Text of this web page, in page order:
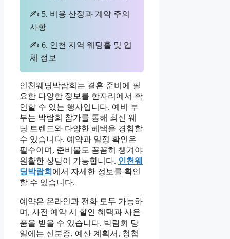
✍ 5. 비용 산정과 계약 주의
사항
✍ 6. 인천 지역 웨딩홀 및 업
체 정보
인천웨딩박람회는 결혼 준비에 필
요한 다양한 정보를 한자리에서 확
인할 수 있는 행사입니다. 예비 부
부는 박람회 참가를 통해 최신 웨
딩 트렌드와 다양한 혜택을 경험할
수 있습니다. 예약과 일정 확인은
필수이며, 준비물도 꼼꼼히 챙겨야
원활한 상담이 가능합니다. 인천웨
딩박람회 에서 자세한 정보를 확인
할 수 있습니다.
예약은 온라인과 전화 모두 가능하
며, 사전 예약 시 할인 혜택과 사은
품을 받을 수 있습니다. 박람회 당
일에는 신분증, 예산 계획서, 청첩